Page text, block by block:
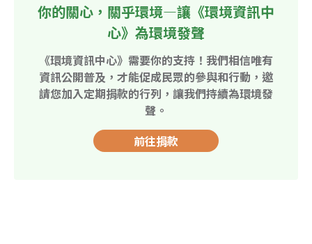
你的關心，關乎環境—讓《環境資訊中
心》為環境發聲
《環境資訊中心》需要你的支持！我們相信唯有
資訊公開普及，才能促成民眾的參與和行動，邀
請您加入定期捐款的行列，讓我們持續為環境發
聲。
前往捐款